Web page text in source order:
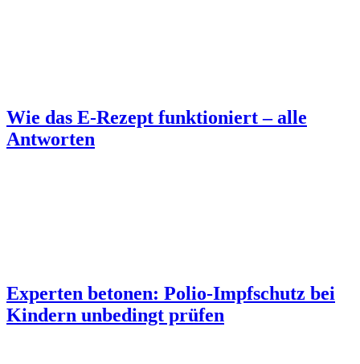
Wie das E-Rezept funktioniert – alle
Antworten
Experten betonen: Polio-Impfschutz bei
Kindern unbedingt prüfen